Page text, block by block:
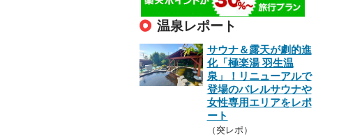
温泉レポート
サウナ＆露天が劇的進
化「極楽湯 羽生温
泉」！リニューアルで
登場のバレルサウナや
女性専用エリアをレポ
ート
（突レポ）